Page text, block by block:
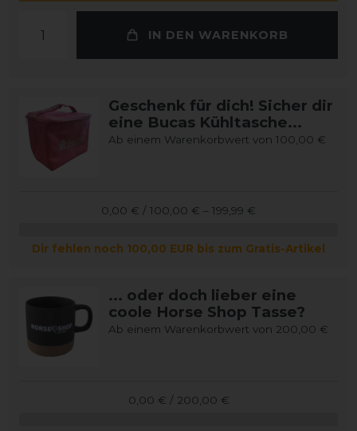
IN DEN WARENKORB
Geschenk für dich! Sicher dir
eine Bucas Kühltasche...
Ab einem Warenkorbwert von 100,00 €
0,00 € / 100,00 € – 199,99 €
Dir fehlen noch 100,00 EUR bis zum Gratis-Artikel
... oder doch lieber eine
coole Horse Shop Tasse?
Ab einem Warenkorbwert von 200,00 €
0,00 € / 200,00 €